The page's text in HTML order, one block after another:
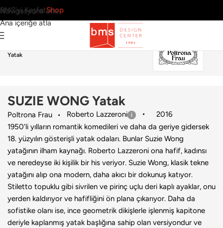
Navigasyona atla
Ana içeriğe atla
BMS’yi KeşfetShop
Poltrona Frau›SUZIE WONG
Yatak
SUZIE WONG Yatak
Poltrona Frau Roberto Lazzeroni
2016
1950’li yılların romantik komedileri ve daha da geriye gidersek
18. yüzyılın gösterişli yatak odaları. Bunlar Suzie Wong
yatağının ilham kaynağı. Roberto Lazzeroni ona hafif, kadınsı
ve neredeyse iki kişilik bir his veriyor. Suzie Wong, klasik tekne
yatağını alıp ona modern, daha akıcı bir dokunuş katıyor.
Stiletto topuklu gibi sivrilen ve pirinç uçlu deri kaplı ayaklar, onu
yerden kaldırıyor ve hafifliğini ön plana çıkarıyor. Daha da
sofistike olanı ise, ince geometrik dikişlerle işlenmiş kapitone
deriyle kaplanmış yatak başlığına sahip olan versiyondur ve